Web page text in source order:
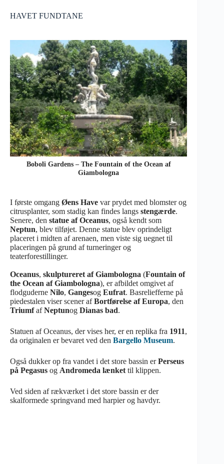
HAVET FUNDTANE
Boboli Gardens – The Fountain of the Ocean af
Giambologna
I første omgang Øens Have var prydet med blomster og
citrusplanter, som stadig kan findes langs stengærde.
Senere, den statue af Oceanus, også kendt som
Neptun, blev tilføjet. Denne statue blev oprindeligt
placeret i midten af arenaen, men viste sig uegnet til
placeringen på grund af turneringer og
teaterforestillinger.
Oceanus, skulptureret af Giambologna (Fountain of
the Ocean af Giambologna), er afbildet omgivet af
flodguderne Nilo, Gangesog Eufrat. Basreliefferne på
piedestalen viser scener afBortførelse af Europa, den
TriumfafNeptunog Dianas bad.
Statuen af Oceanus, der vises her, er en replika fra 1911,
da originalen er bevaret ved den Bargello Museum.
Også dukker op fra vandet i det store bassin erPerseus
på Pegasus og Andromeda lænket til klippen.
Ved siden af rækværket i det store bassin er der
skalformede springvand med harpier og havdyr.